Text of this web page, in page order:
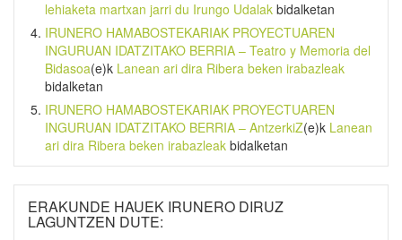
lehiaketa martxan jarri du Irungo Udalak bidalketan
IRUNERO HAMABOSTEKARIAK PROYECTUAREN
INGURUAN IDATZITAKO BERRIA – Teatro y Memoria del
Bidasoa(e)k Lanean ari dira Ribera beken irabazleak
bidalketan
IRUNERO HAMABOSTEKARIAK PROYECTUAREN
INGURUAN IDATZITAKO BERRIA – AntzerkiZ(e)k Lanean
ari dira Ribera beken irabazleak bidalketan
ERAKUNDE HAUEK IRUNERO DIRUZ
LAGUNTZEN DUTE: